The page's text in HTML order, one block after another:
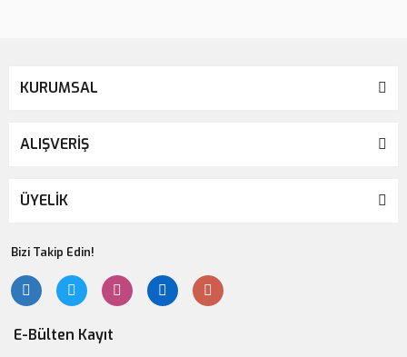
KURUMSAL
ALIŞVERİŞ
ÜYELİK
Bizi Takip Edin!
E-Bülten Kayıt